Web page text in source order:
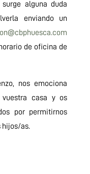
alguna duda
enviando un
de oficina de
nos emociona
casa y os
por permitirnos
hijos/as.